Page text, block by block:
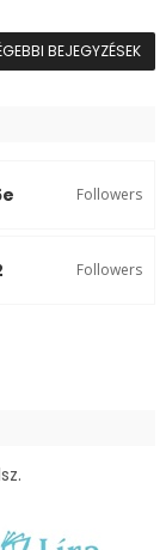
BEJEGYZÉSEK
Followers
Followers